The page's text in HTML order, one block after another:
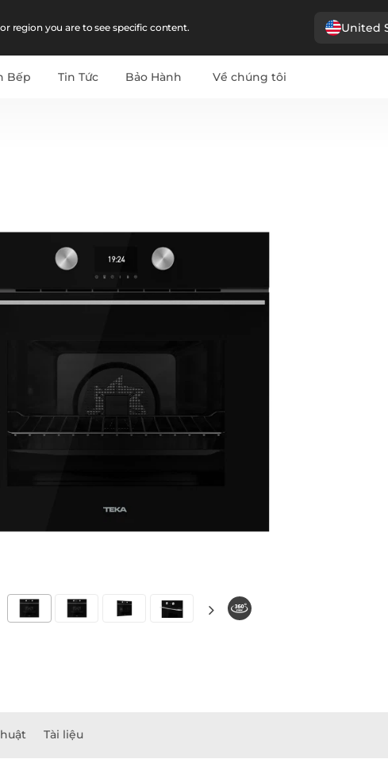
region you are to see specific content. United
Bếp Tin Tức Bảo Hành Về chúng tôi
Tài liệu